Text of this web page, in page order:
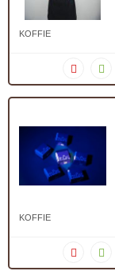
KOFFIE
KOFFIE